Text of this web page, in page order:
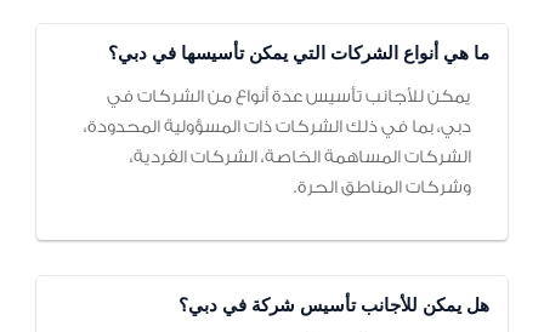
ما هي أنواع الشركات التي يمكن تأسيسها في دبي؟
يمكن للأجانب تأسيس عدة أنواع من الشركات في
دبي، بما في ذلك الشركات ذات المسؤولية المحدودة،
الشركات المساهمة الخاصة، الشركات الفردية،
وشركات المناطق الحرة.
هل يمكن للأجانب تأسيس شركة في دبي؟